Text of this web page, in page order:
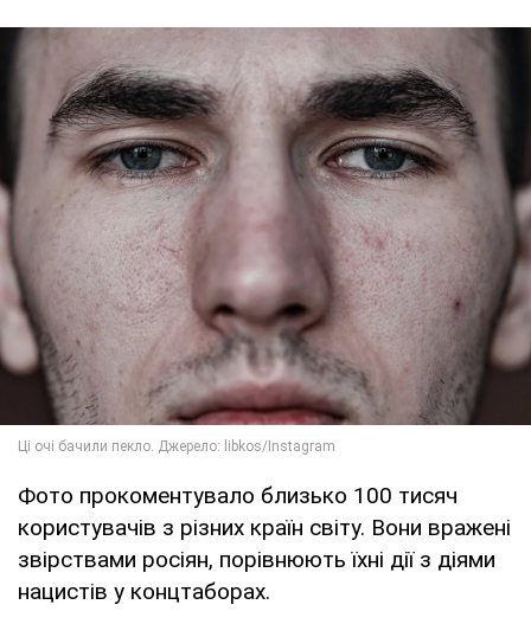
Фото прокоментувало близько 100 тисяч
користувачів з різних країн світу. Вони вражені
звірствами росіян, порівнюють їхні дії з діями
нацистів у концтаборах.